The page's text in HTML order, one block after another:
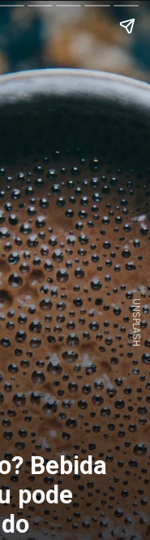
Bebida
pode
UNSPLASH